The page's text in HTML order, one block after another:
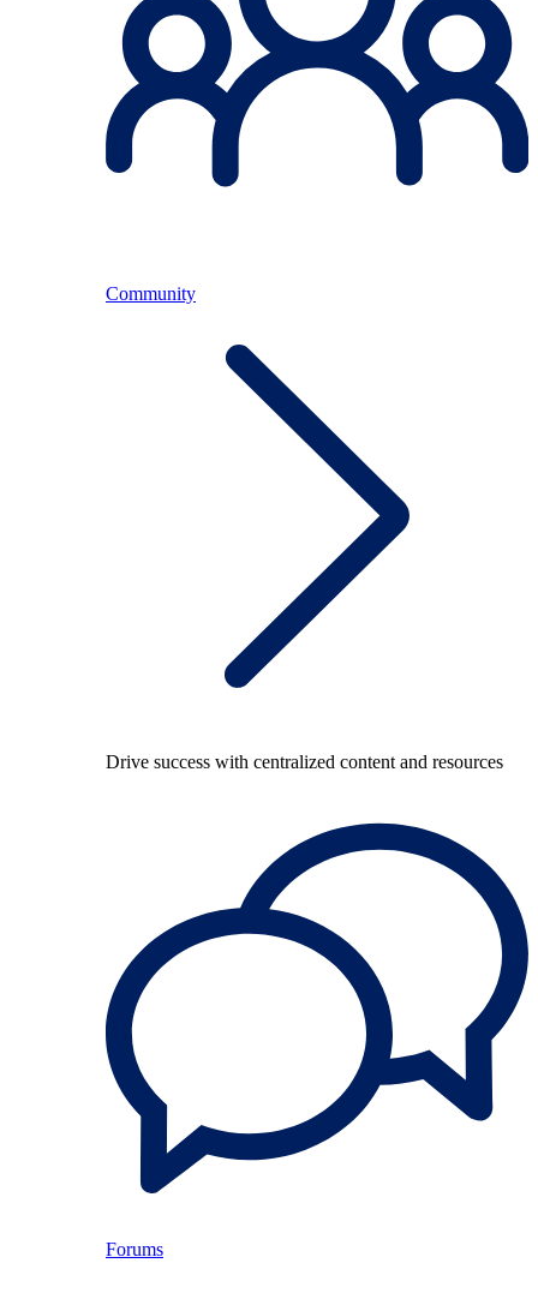
Community
Drive success with centralized content and resources
Forums